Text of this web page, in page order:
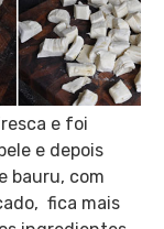
e foi
e depois
bauru, com
fica mais